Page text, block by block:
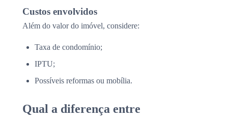
Custos envolvidos
Além do valor do imóvel, considere:
Taxa de condomínio;
IPTU;
Possíveis reformas ou mobília.
Qual a diferença entre